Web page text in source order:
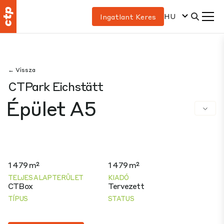
Ingatlant Keres HU
← Vissza
CTPark Eichstätt
Épület A5
1 479 m²
TELJES ALAPTERÜLET
1 479 m²
KIADÓ
CTBox
TÍPUS
Tervezett
STATUS